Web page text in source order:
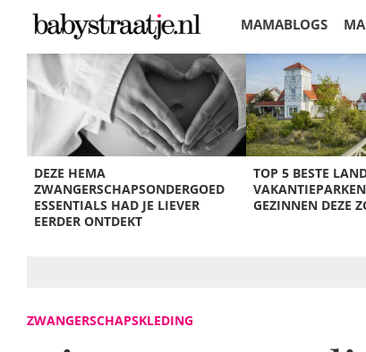
MAMABLOGS
KORTINGEN
DEZE HEMA
ZWANGERSCHAPSONDERGOED
ESSENTIALS HAD JE LIEVER
EERDER ONTDEKT
TOP 5 BESTE
GEZINNEN DEZE
ZWANGERSCHAPSKLEDING